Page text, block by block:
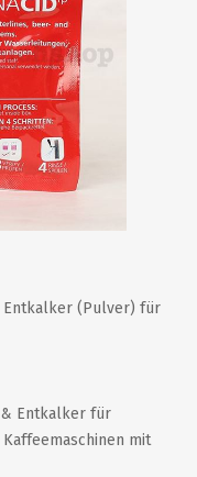
Entkalker (Pulver) für
Entkalker für
mit